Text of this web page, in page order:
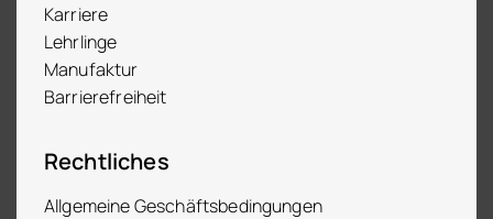
Karriere
Lehrlinge
Manufaktur
Barrierefreiheit
Rechtliches
Allgemeine Geschäftsbedingungen